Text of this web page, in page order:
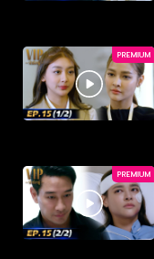
PREMIUM
PREMIUM